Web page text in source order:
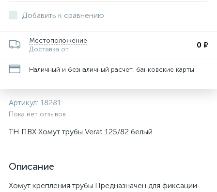
Добавить к сравнению
Местоположение
Доставка от
0 ₽
Наличный и безналичный расчет, банковские карты
Артикул: 18281
Пока нет отзывов
ТН ПВХ Хомут трубы Verat 125/82 белый
Описание
Хомут крепления трубы Предназначен для фиксации